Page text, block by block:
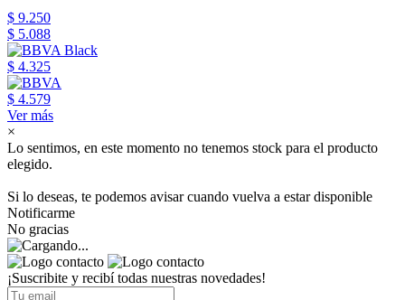
$ 9.250
$ 5.088
$ 4.325
$ 4.579
Ver más
×
Lo sentimos, en este momento no tenemos stock para el producto
elegido.
Si lo deseas, te podemos avisar cuando vuelva a estar disponible
Notificarme
No gracias
¡Suscribite y recibí todas nuestras novedades!